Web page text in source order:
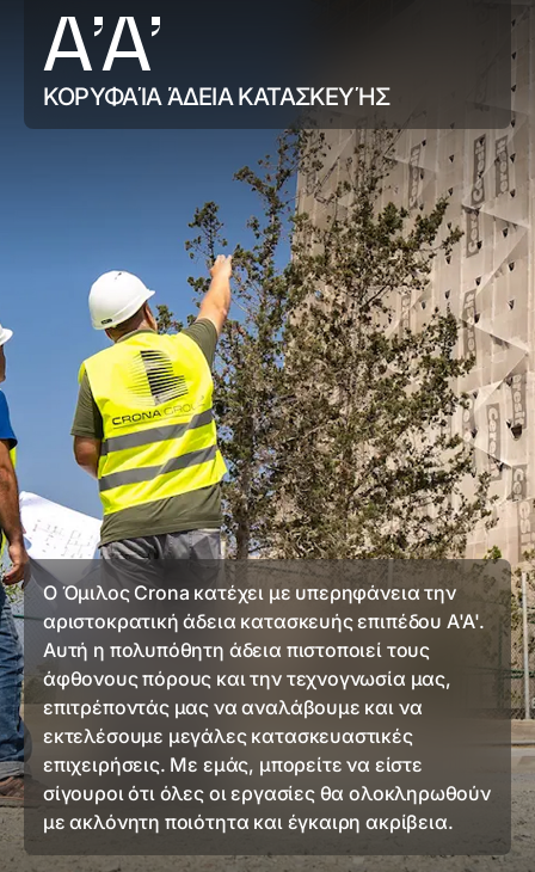
A’A’
ΚΟΡΥΦΑΊΑ ΆΔΕΙΑ ΚΑΤΑΣΚΕΥΉΣ
Ο Όμιλος Crona κατέχει με υπερηφάνεια την
αριστοκρατική άδεια κατασκευής επιπέδου A'A'.
Αυτή η πολυπόθητη άδεια πιστοποιεί τους
άφθονους πόρους και την τεχνογνωσία μας,
επιτρέποντάς μας να αναλάβουμε και να
εκτελέσουμε μεγάλες κατασκευαστικές
επιχειρήσεις. Με εμάς, μπορείτε να είστε
σίγουροι ότι όλες οι εργασίες θα ολοκληρωθούν
με ακλόνητη ποιότητα και έγκαιρη ακρίβεια.